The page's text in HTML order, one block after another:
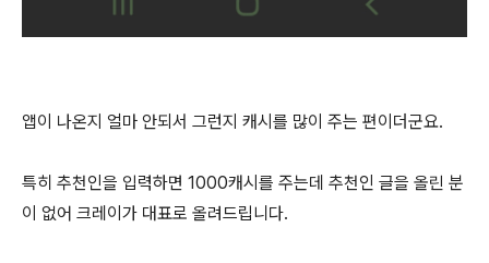
앱이 나온지 얼마 안되서 그런지 캐시를 많이 주는 편이더군요.
특히 추천인을 입력하면 1000캐시를 주는데 추천인 글을 올린 분
이 없어 크레이가 대표로 올려드립니다.